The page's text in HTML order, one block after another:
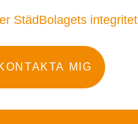
StädBolagets
MIG